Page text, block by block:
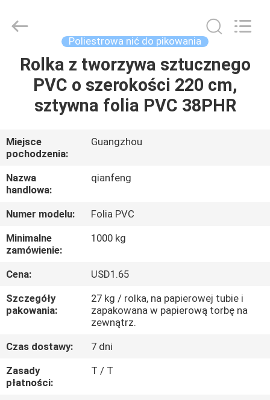
DOM
PRODUKTY
POKAZ
VR
O
NAS
WYCIECZKA
PO
FABRYCE
KONTROLA
JAKOŚCI
wytrzymałości
ECER
Poliestrowa nić do pikowania
Rolka z tworzywa sztucznego
PVC o szerokości 220 cm,
sztywna folia PVC 38PHR
Miejsce
pochodzenia:
Guangzhou
Nazwa
handlowa:
qianfeng
Numer modelu:
Folia PVC
Minimalne
zamówienie:
1000 kg
Cena:
USD1.65
Szczegóły
pakowania:
27 kg / rolka, na papierowej tubie i
zapakowana w papierową torbę na
zewnątrz.
Czas dostawy:
7 dni
Zasady
płatności:
T / T